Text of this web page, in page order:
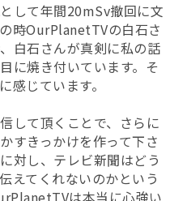
して年間20mSv撤回に文
時OurPlanetTVの白石さ
白石さんが真剣に私の話
に焼き付いています。そ
感じています。
して頂くことで、さらに
すきっかけを作って下さ
対し、テレビ新聞はどう
えてくれないのかという
は本当に心強い